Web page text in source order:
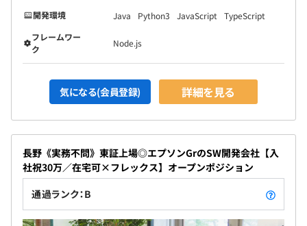
開発環境
Java Python3 JavaScript
TypeScript
フレームワー
ク
Node.js
気になる(会員登録) 詳細を見る
長野《実務不問》東証上場◎エプソンGrのSW開発会社【入
社祝30万／在宅可×フレックス】オープンポジション
通過ランク：B